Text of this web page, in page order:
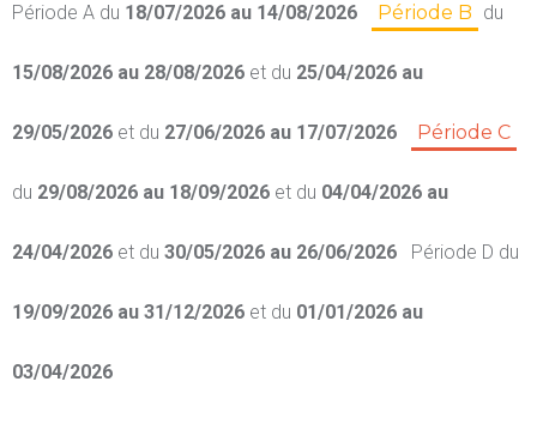
Période A du 18/07/2026 au 14/08/2026 Période B du
15/08/2026 au 28/08/2026 et du 25/04/2026 au
29/05/2026 et du 27/06/2026 au 17/07/2026 Période C
du 29/08/2026 au 18/09/2026 et du 04/04/2026 au
24/04/2026 et du 30/05/2026 au 26/06/2026 Période D du
19/09/2026 au 31/12/2026 et du 01/01/2026 au
03/04/2026